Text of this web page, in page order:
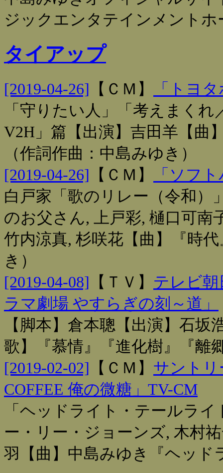
ジックエンタテインメント
タイアップ
[2019-04-26] 【 ＣＭ 】
「トヨ
「守りたい人」「考えまく
V2H」篇【出演】吉田羊【曲
（作詞作曲：中島みゆき）
[2019-04-26] 【 ＣＭ 】
「ソフ
白戸家「歌のリレー（令和）
のお父さん, 上戸彩, 樋口可南
竹内涼真, 杉咲花【曲】『時
き）
[2019-04-08] 【 ＴＶ 】 テレビ朝
ラマ劇場 やすらぎの刻～道」
【脚本】倉本聰【出演】石坂
歌】『慕情』『進化樹』『離
[2019-02-02] 【 ＣＭ 】 サントリ
COFFEE 俺の微糖」TV-CM
「ヘッドライト・テールラ
ー・リー・ジョーンズ, 木村
羽【曲】中島みゆき『ヘッド